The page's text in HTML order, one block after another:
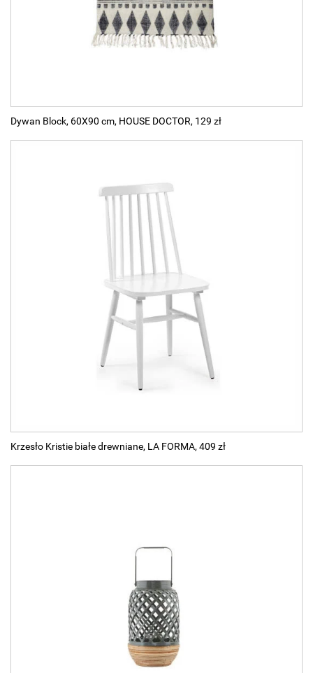
Dywan Block, 60X90 cm, HOUSE DOCTOR, 129 zł
Krzesło Kristie białe drewniane, LA FORMA, 409 zł